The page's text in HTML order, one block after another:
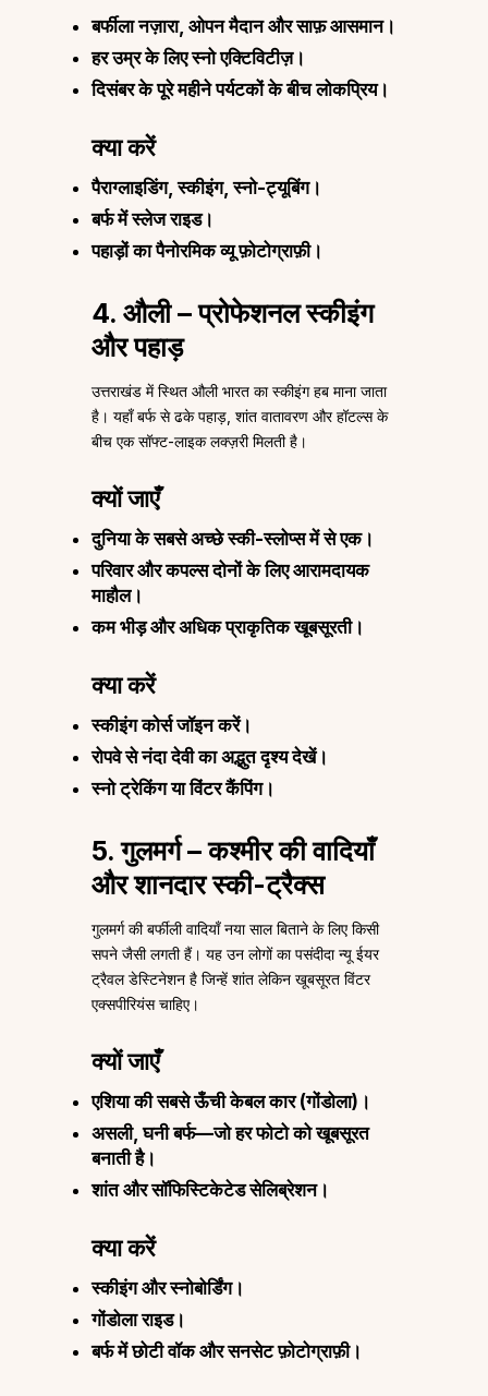
बर्फीला नज़ारा, ओपन मैदान और साफ़ आसमान।
हर उम्र के लिए स्नो एक्टिविटीज़।
दिसंबर के पूरे महीने पर्यटकों के बीच लोकप्रिय।
क्या करें
पैराग्लाइडिंग, स्कीइंग, स्नो-ट्यूबिंग।
बर्फ में स्लेज राइड।
पहाड़ों का पैनोरमिक व्यू फ़ोटोग्राफ़ी।
4. औली – प्रोफेशनल स्कीइंग
और पहाड़
उत्तराखंड में स्थित औली भारत का स्कीइंग हब माना जाता
है। यहाँ बर्फ से ढके पहाड़, शांत वातावरण और हॉटल्स के
बीच एक सॉफ्ट-लाइक लक्ज़री मिलती है।
क्यों जाएँ
दुनिया के सबसे अच्छे स्की-स्लोप्स में से एक।
परिवार और कपल्स दोनों के लिए आरामदायक
माहौल।
कम भीड़ और अधिक प्राकृतिक खूबसूरती।
क्या करें
स्कीइंग कोर्स जॉइन करें।
रोपवे से नंदा देवी का अद्भुत दृश्य देखें।
स्नो ट्रेकिंग या विंटर कैंपिंग।
5. गुलमर्ग – कश्मीर की वादियाँ
और शानदार स्की-ट्रैक्स
गुलमर्ग की बर्फीली वादियाँ नया साल बिताने के लिए किसी
सपने जैसी लगती हैं। यह उन लोगों का पसंदीदा न्यू ईयर
ट्रैवल डेस्टिनेशन है जिन्हें शांत लेकिन खूबसूरत विंटर
एक्सपीरियंस चाहिए।
क्यों जाएँ
एशिया की सबसे ऊँची केबल कार (गोंडोला)।
असली, घनी बर्फ—जो हर फोटो को खूबसूरत
बनाती है।
शांत और सॉफिस्टिकेटेड सेलिब्रेशन।
क्या करें
स्कीइंग और स्नोबोर्डिंग।
गोंडोला राइड।
बर्फ में छोटी वॉक और सनसेट फ़ोटोग्राफ़ी।